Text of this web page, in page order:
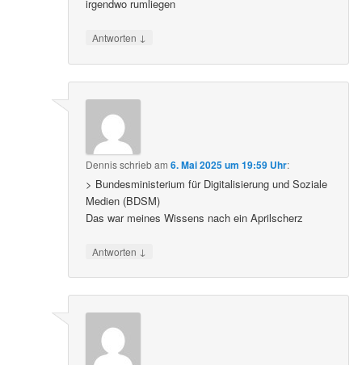
irgendwo rumliegen
Antworten ↓
Dennisschriebam6. Mai 2025 um 19:59 Uhr:
> Bundesministerium für Digitalisierung und Soziale
Medien (BDSM)
Das war meines Wissens nach ein Aprilscherz
Antworten ↓